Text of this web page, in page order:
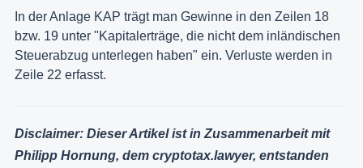
In der Anlage KAP trägt man Gewinne in den Zeilen 18
bzw. 19 unter "Kapitalerträge, die nicht dem inländischen
Steuerabzug unterlegen haben" ein. Verluste werden in
Zeile 22 erfasst.
Disclaimer: Dieser Artikel ist in Zusammenarbeit mit
Philipp Hornung, dem cryptotax.lawyer, entstanden